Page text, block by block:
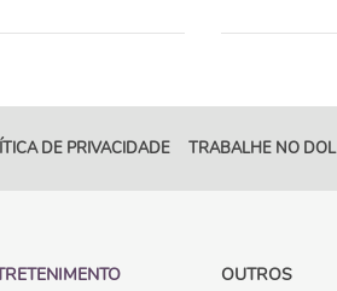
DE PRIVACIDADE TRABALHE NO DOL
OUTROS